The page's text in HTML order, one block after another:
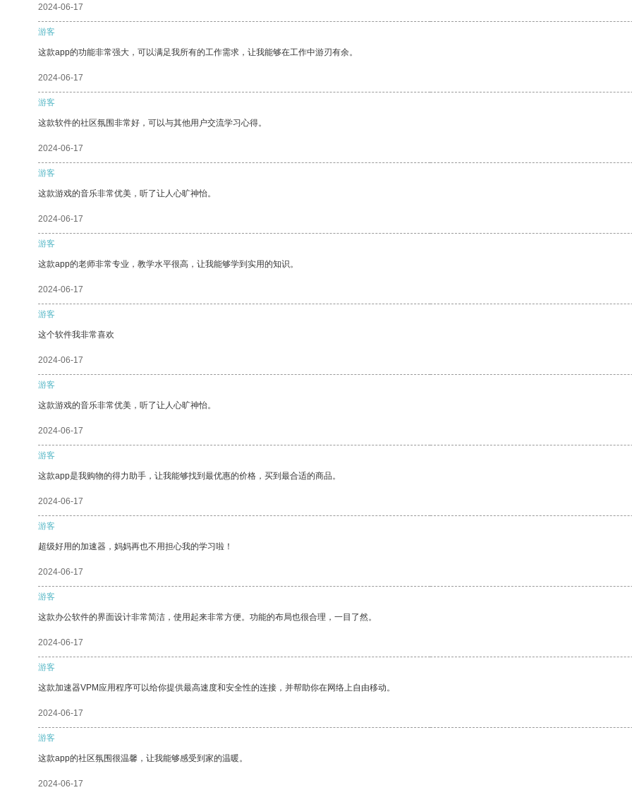
2024-06-17
游客
这款app的功能非常强大，可以满足我所有的工作需求，让我能够在工作中游刃有余。
2024-06-17
游客
这款软件的社区氛围非常好，可以与其他用户交流学习心得。
2024-06-17
游客
这款游戏的音乐非常优美，听了让人心旷神怡。
2024-06-17
游客
这款app的老师非常专业，教学水平很高，让我能够学到实用的知识。
2024-06-17
游客
这个软件我非常喜欢
2024-06-17
游客
这款游戏的音乐非常优美，听了让人心旷神怡。
2024-06-17
游客
这款app是我购物的得力助手，让我能够找到最优惠的价格，买到最合适的商品。
2024-06-17
游客
超级好用的加速器，妈妈再也不用担心我的学习啦！
2024-06-17
游客
这款办公软件的界面设计非常简洁，使用起来非常方便。功能的布局也很合理，一目了然。
2024-06-17
游客
这款加速器VPM应用程序可以给你提供最高速度和安全性的连接，并帮助你在网络上自由移动。
2024-06-17
游客
这款app的社区氛围很温馨，让我能够感受到家的温暖。
2024-06-17